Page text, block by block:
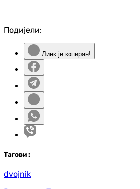
Подијели:
Линк је копиран!
Тагови :
dvojnik